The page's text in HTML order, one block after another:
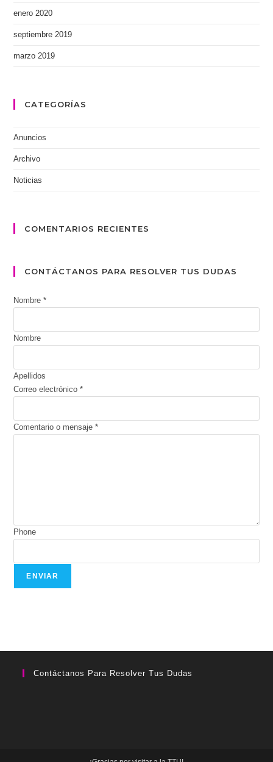
enero 2020
septiembre 2019
marzo 2019
CATEGORÍAS
Anuncios
Archivo
Noticias
COMENTARIOS RECIENTES
CONTÁCTANOS PARA RESOLVER TUS DUDAS
Nombre*
Nombre
Apellidos
Correo electrónico*
Comentario o mensaje*
Phone
ENVIAR
Contáctanos Para Resolver Tus Dudas